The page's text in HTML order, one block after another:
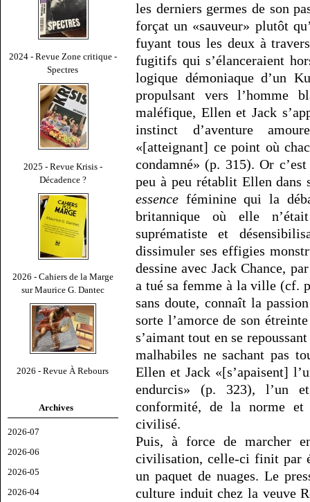
2024 - Revue Zone critique -
Spectres
2025 - Revue Krisis -
Décadence ?
2026 - Cahiers de la Marge
sur Maurice G. Dantec
2026 - Revue À Rebours
Archives
2026-07
2026-06
2026-05
2026-04
les derniers germes de son
forçat un «sauveur» plutôt
fuyant tous les deux à
fugitifs qui s’élanceraient
logique démoniaque d’un
propulsant vers l’homme
maléfique, Ellen et Jack
instinct d’aventure
«[atteignant] ce point où
condamné» (p. 315). Or
peu à peu rétablit Ellen dans
essence féminine qui la
britannique où elle
suprématiste et
dissimuler ses effigies
dessine avec Jack Chance,
a tué sa femme à la ville (cf.
sans doute, connaît la
sorte l’amorce de son
s’aimant tout en se
malhabiles ne sachant pas
Ellen et Jack «[s’apaisent]
endurcis» (p. 323), l’un
conformité, de la norme et
civilisé.
Puis, à force de marcher
civilisation, celle-ci finit par
un paquet de nuages. Le
culture induit chez la veuve